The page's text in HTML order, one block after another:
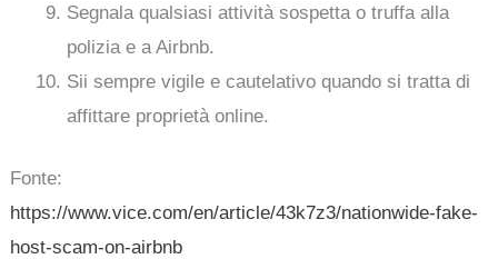
Segnala qualsiasi attività sospetta o truffa alla
polizia e a Airbnb.
Sii sempre vigile e cautelativo quando si tratta di
affittare proprietà online.
Fonte:
https://www.vice.com/en/article/43k7z3/nationwide-fake-
host-scam-on-airbnb